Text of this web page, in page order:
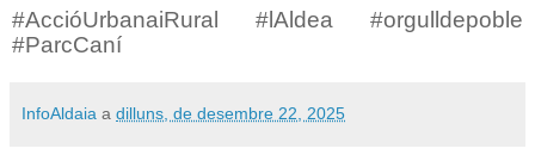
#AccióUrbanaiRural #lAldea #orgulldepoble
#ParcCaní
InfoAldaia a dilluns, de desembre 22, 2025